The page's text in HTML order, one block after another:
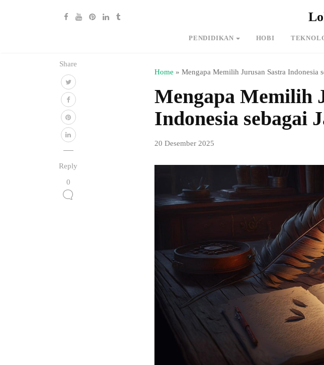
PENDIDIKAN HOBI
Share
Reply
0
Home » Mengapa Memilih Jurusan Sastra Indonesia
Mengapa Memilih
Indonesia sebagai
20 Desember 2025